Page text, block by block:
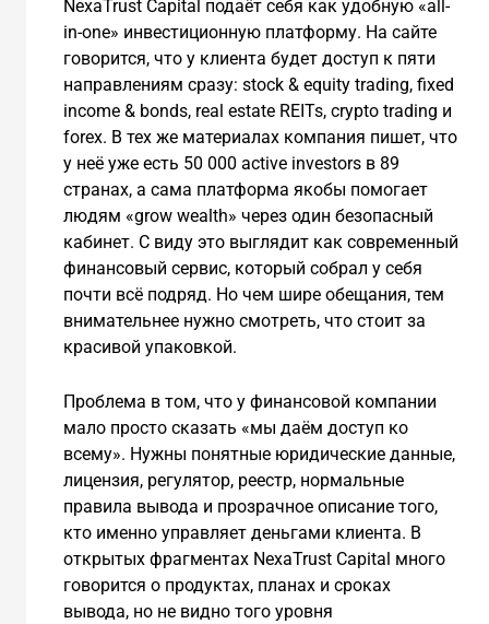
NexaTrust Capital подаёт себя как удобную «all-
in-one» инвестиционную платформу. На сайте
говорится, что у клиента будет доступ к пяти
направлениям сразу: stock & equity trading, fixed
income & bonds, real estate REITs, crypto trading и
forex. В тех же материалах компания пишет, что
у неё уже есть 50 000 active investors в 89
странах, а сама платформа якобы помогает
людям «grow wealth» через один безопасный
кабинет. С виду это выглядит как современный
финансовый сервис, который собрал у себя
почти всё подряд. Но чем шире обещания, тем
внимательнее нужно смотреть, что стоит за
красивой упаковкой.
Проблема в том, что у финансовой компании
мало просто сказать «мы даём доступ ко
всему». Нужны понятные юридические данные,
лицензия, регулятор, реестр, нормальные
правила вывода и прозрачное описание того,
кто именно управляет деньгами клиента. В
открытых фрагментах NexaTrust Capital много
говорится о продуктах, планах и сроках
вывода, но не видно того уровня